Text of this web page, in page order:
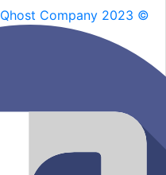
Qhost Company 2023 ©